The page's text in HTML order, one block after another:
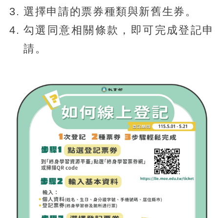
選擇申請的票券種類與新舊生券。
勾選同意相關條款，即可完成登記申
請。